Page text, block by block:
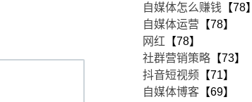
自媒体怎么赚钱 【78】
自媒体运营 【78】
网红 【78】
社群营销策略 【73】
抖音短视频 【71】
自媒体博客 【69】